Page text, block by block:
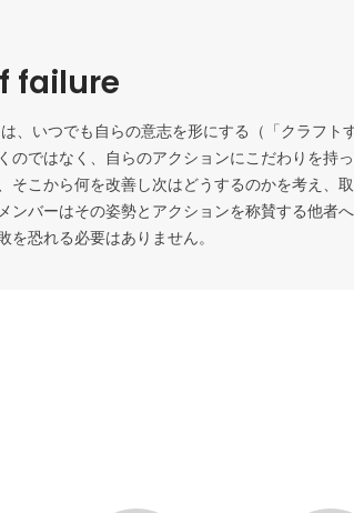
failure
、いつでも自らの意志を形にする（「クラフト
のではなく、自らのアクションにこだわりを持
そこから何を改善し次はどうするのかを考え、
ンバーはその姿勢とアクションを称賛する他者